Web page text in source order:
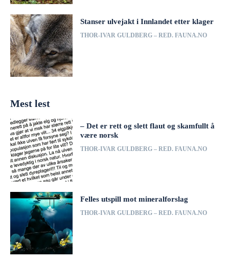
Stanser ulvejakt i Innlandet etter klager
THOR-IVAR GULDBERG – RED. FAUNA.NO
Mest lest
– Det er rett og slett flaut og skamfullt å
være norsk
THOR-IVAR GULDBERG – RED. FAUNA.NO
Felles utspill mot mineralforslag
THOR-IVAR GULDBERG – RED. FAUNA.NO